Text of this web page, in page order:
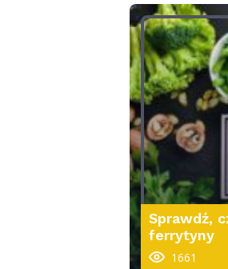
Sprawdź,
ferrytyny
1661